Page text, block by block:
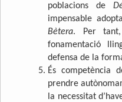
poblacions de
impensable
Bètera. Per
fonamentació
defensa de la
És competència
prendre
la necessitat